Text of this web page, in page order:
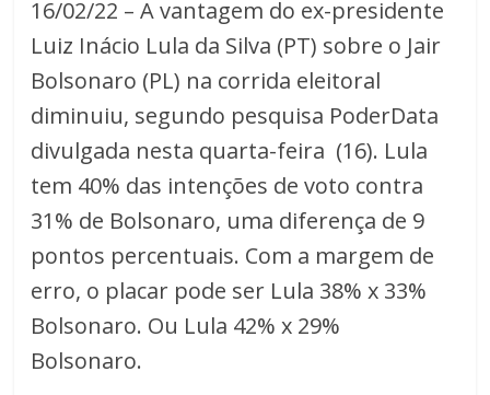
16/02/22 – A vantagem do ex-presidente
Luiz Inácio Lula da Silva (PT) sobre o Jair
Bolsonaro (PL) na corrida eleitoral
diminuiu, segundo pesquisa PoderData
divulgada nesta quarta-feira (16). Lula
tem 40% das intenções de voto contra
31% de Bolsonaro, uma diferença de 9
pontos percentuais. Com a margem de
erro, o placar pode ser Lula 38% x 33%
Bolsonaro. Ou Lula 42% x 29%
Bolsonaro.